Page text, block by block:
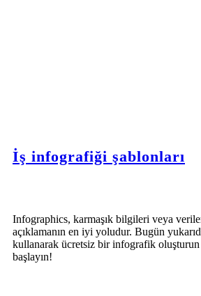
İş infografiği şablonları
Infographics, karmaşık bilgileri veya
açıklamanın en iyi yoludur. Bugün
kullanarak ücretsiz bir infografik oluşturun
başlayın!